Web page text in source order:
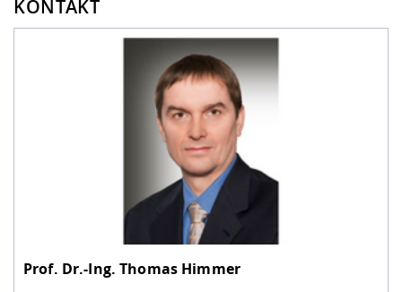
KONTAKT
Prof. Dr.-Ing.Thomas Himmer